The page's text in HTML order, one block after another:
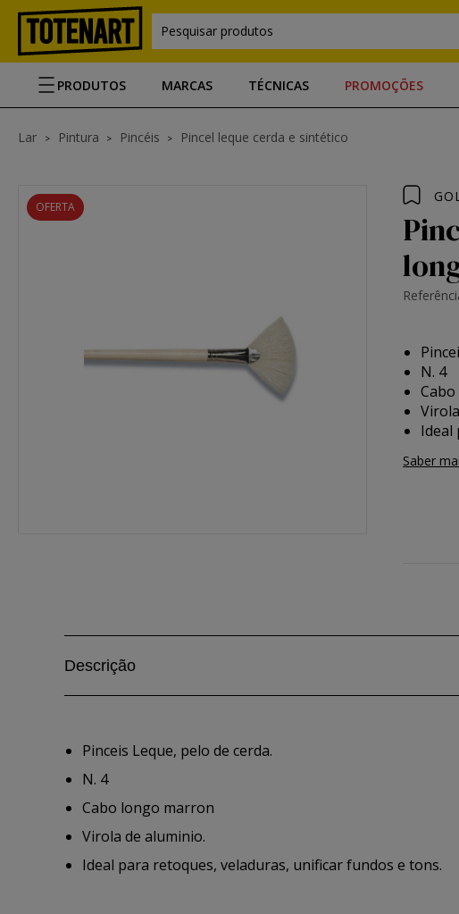
Pesquisar produtos
PRODUTOS MARCAS TÉCNICAS PROMOÇÕES
Lar Pintura Pincéis Pincel leque cerda e sintético
OFERTA
N. 4
Ideal
Saber
Descrição
Pinceis Leque, pelo de cerda.
N. 4
Cabo longo marron
Virola de aluminio.
Ideal para retoques, veladuras, unificar fundos e tons.